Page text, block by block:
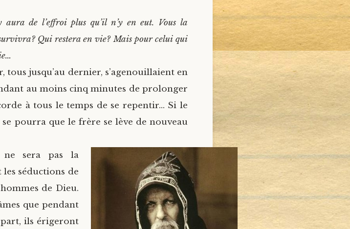
de l’effroi plus qu’il n’y en eut. Vous la
Qui restera en vie? Mais pour celui qui
tous jusqu’au dernier, s’agenouillaient en
au moins cinq minutes de prolonger
à tous le temps de se repentir… Si le
pourra que le frère se lève de nouveau
ne sera pas la
séductions de
de Dieu.
que pendant
part, ils érigeront